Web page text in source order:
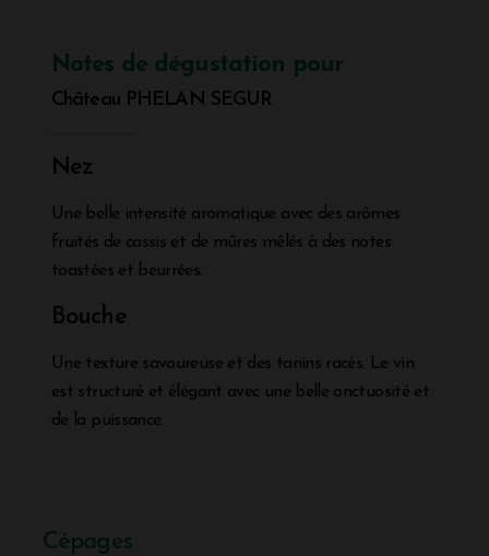
Notes de dégustation pour
Château PHELAN SEGUR
Nez
Une belle intensité aromatique avec des arômes
fruités de cassis et de mûres mêlés à des notes
toastées et beurrées.
Bouche
Une texture savoureuse et des tanins racés. Le vin
est structuré et élégant avec une belle onctuosité et
de la puissance.
Cépages